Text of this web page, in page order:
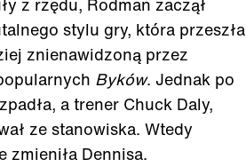
stylu gry, która przeszła
znienawidzoną przez
Byków. Jednak po
a trener Chuck Daly,
ze stanowiska. Wtedy
zmieniła Dennisa.